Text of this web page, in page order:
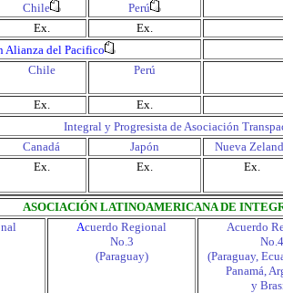
Chile
Perú
Ex.
Ex.
Alianza del Pacifico
Chile Perú
Ex.
Ex.
Integral y Progresista de Asociación
Canadá Japón
Nueva
Ex. Ex. Ex.
ASOCIACIÓN LATINOAMERICANA DE
Acuerdo Regional
No.3
(Paraguay)
Acuerdo
No.4
(Paraguay,
Panamá,
y